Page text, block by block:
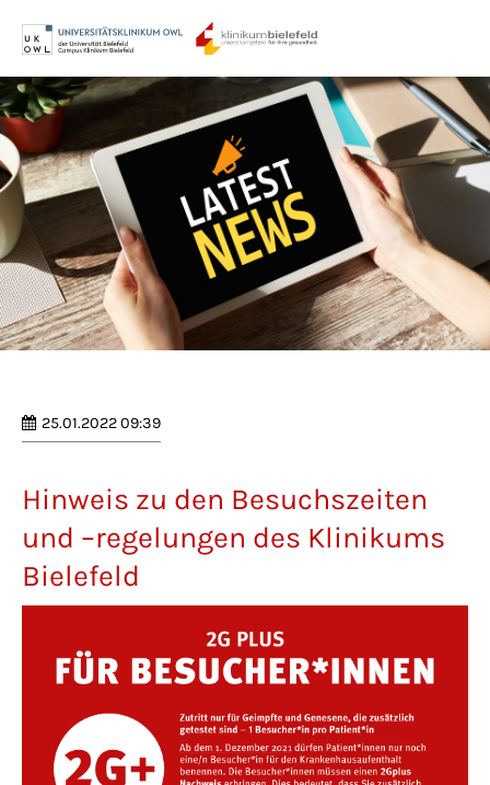
Login
Benutzername
Passwort
Anmelden
Lorem ipsum dolor sit amet:
24h/ 365days
Mon - Fri 8:00am - 5:00pm(GMT +1)
25.01.2022 09:39
Hinweis zu den Besuchszeiten
und –regelungen des Klinikums
Bielefeld